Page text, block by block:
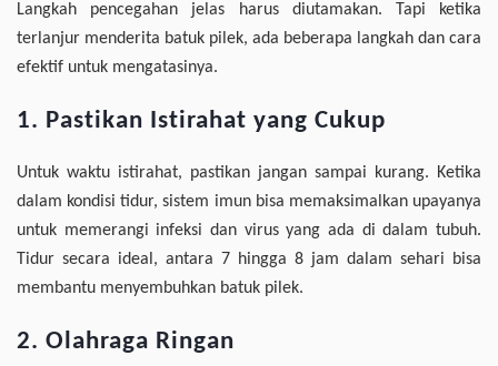
Langkah pencegahan jelas harus diutamakan. Tapi ketika
terlanjur menderita batuk pilek, ada beberapa langkah dan cara
efektif untuk mengatasinya.
1. Pastikan Istirahat yang Cukup
Untuk waktu istirahat, pastikan jangan sampai kurang. Ketika
dalam kondisi tidur, sistem imun bisa memaksimalkan upayanya
untuk memerangi infeksi dan virus yang ada di dalam tubuh.
Tidur secara ideal, antara 7 hingga 8 jam dalam sehari bisa
membantu menyembuhkan batuk pilek.
2. Olahraga Ringan